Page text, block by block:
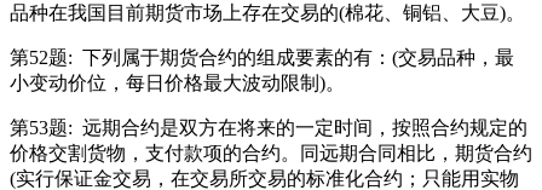
品种在我国目前期货市场上存在交易的(棉花、铜铝、大豆)。
第52题: 下列属于期货合约的组成要素的有：(交易品种，最
小变动价位，每日价格最大波动限制)。
第53题: 远期合约是双方在将来的一定时间，按照合约规定的
价格交割货物，支付款项的合约。同远期合同相比，期货合约
(实行保证金交易，在交易所交易的标准化合约；只能用实物